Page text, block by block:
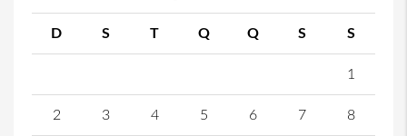
D S T Q Q S S
1
2 3 4 5 6 7 8